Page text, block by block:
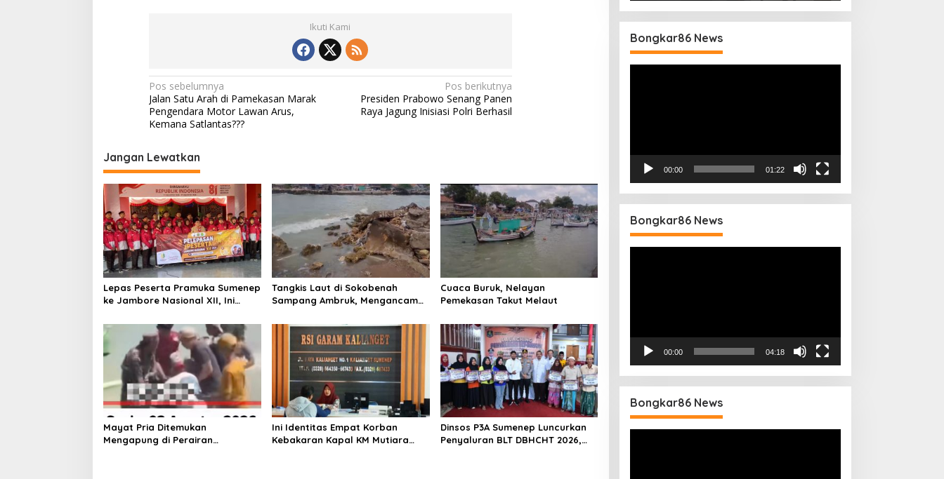
Ikuti Kami
N
a
v
i
g
a
s
i
p
o
s
Pos sebelumnya
Jalan Satu Arah di Pamekasan Marak
Pengendara Motor Lawan Arus,
Kemana Satlantas???
Pos berikutnya
Presiden Prabowo Senang Panen
Raya Jagung Inisiasi Polri Berhasil
Jangan Lewatkan
Lepas Peserta Pramuka Sumenep
ke Jambore Nasional XII, Ini
Tangkis Laut di Sokobenah
Sampang Ambruk, Mengancam
Cuaca Buruk, Nelayan
Pemekasan Takut Melaut
Mayat Pria Ditemukan
Mengapung di Perairan
Ini Identitas Empat Korban
Kebakaran Kapal KM Mutiara
Dinsos P3A Sumenep Luncurkan
Penyaluran BLT DBHCHT 2026,
Bongkar86 News
00:00 01:22
Bongkar86 News
00:00 04:18
Bongkar86 News